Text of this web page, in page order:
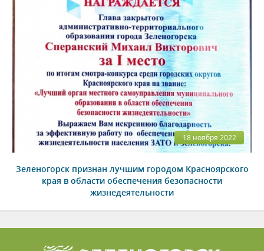
18 ноября 2022
Зеленогорск признан лучшим городом Красноярского
края в области обеспечения безопасности
жизнедеятельности